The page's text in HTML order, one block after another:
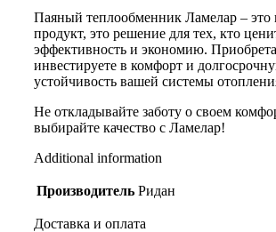
Паяный теплообменник Ламелар – это
продукт, это решение для тех, кто
эффективность и экономию.
инвестируете в комфорт и
устойчивость вашей системы
Не откладывайте заботу о своем
выбирайте качество с Ламелар!
Additional information
Производитель Ридан
Доставка и оплата